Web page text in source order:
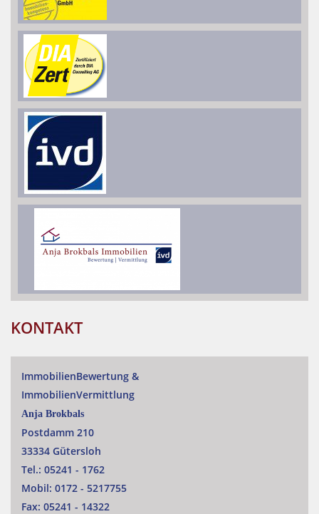
KONTAKT
ImmobilienBewertung &
ImmobilienVermittlung
Anja Brokbals
Postdamm 210
33334 Gütersloh
Tel.: 05241 - 1762
Mobil: 0172 - 5217755
Fax: 05241 - 14322